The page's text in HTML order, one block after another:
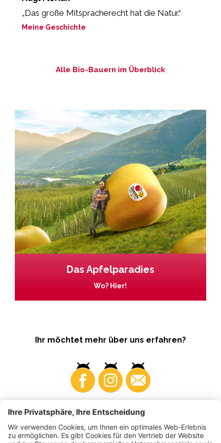
„Das große Mitspracherecht hat die Natur.“
Meine Geschichte
Alle Bio-Bauern im Überblick
Das Apfelparadies
Wo? Hier!
Ihr möchtet mehr über uns erfahren?
Business Produzenten